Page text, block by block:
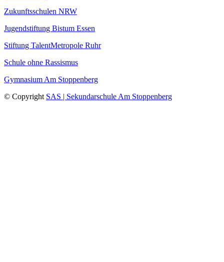
Zukunftsschulen NRW
Jugendstiftung Bistum Essen
Stiftung TalentMetropole Ruhr
Schule ohne Rassismus
Gymnasium Am Stoppenberg
© Copyright SAS | Sekundarschule Am Stoppenberg